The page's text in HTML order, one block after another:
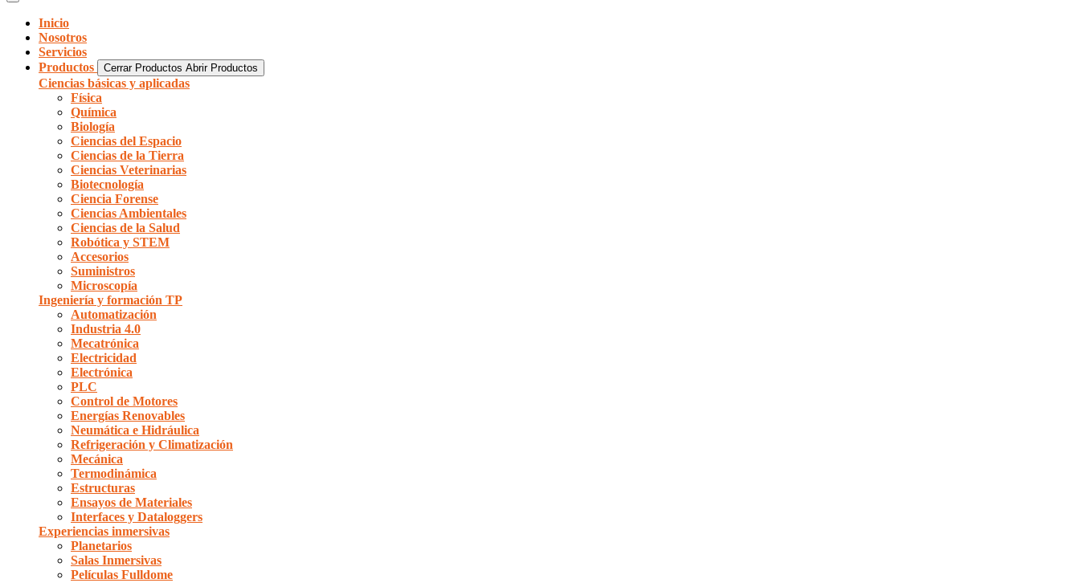
Inicio
Nosotros
Servicios
Productos
Cerrar Productos Abrir Productos
Ciencias básicas y aplicadas
Física
Química
Biología
Ciencias del Espacio
Ciencias de la Tierra
Ciencias Veterinarias
Biotecnología
Ciencia Forense
Ciencias Ambientales
Ciencias de la Salud
Robótica y STEM
Accesorios
Suministros
Microscopía
Ingeniería y formación TP
Automatización
Industria 4.0
Mecatrónica
Electricidad
Electrónica
PLC
Control de Motores
Energías Renovables
Neumática e Hidráulica
Refrigeración y Climatización
Mecánica
Termodinámica
Estructuras
Ensayos de Materiales
Interfaces y Dataloggers
Experiencias inmersivas
Planetarios
Salas Inmersivas
Películas Fulldome